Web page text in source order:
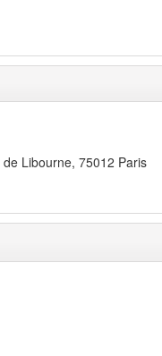
Libourne, 75012 Paris